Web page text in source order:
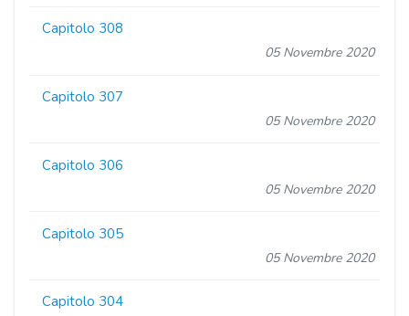
Capitolo 308
05 Novembre 2020
Capitolo 307
05 Novembre 2020
Capitolo 306
05 Novembre 2020
Capitolo 305
05 Novembre 2020
Capitolo 304